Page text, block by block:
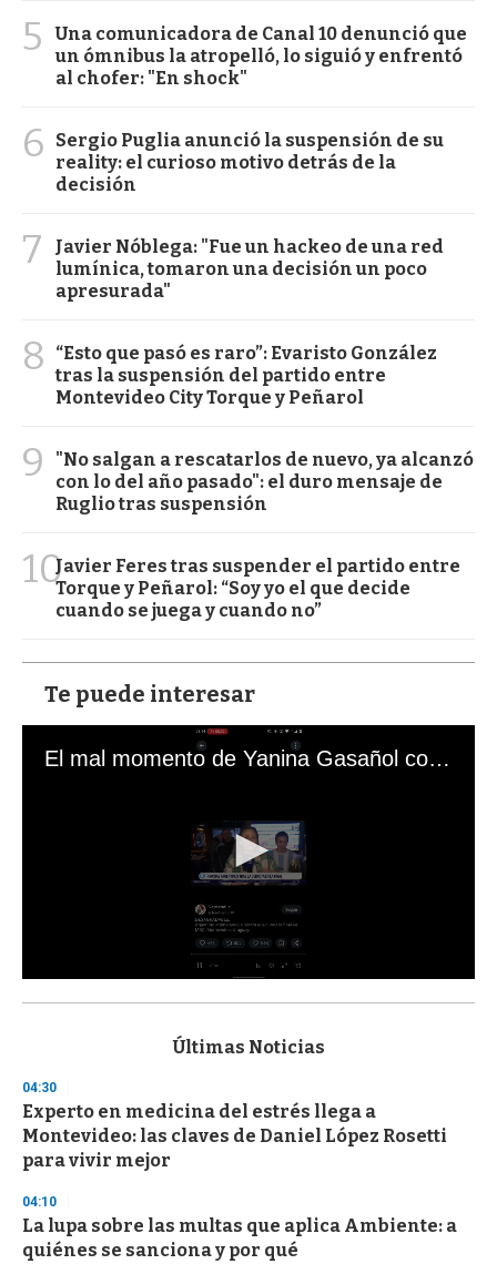
5
Una comunicadora de Canal 10 denunció que
un ómnibus la atropelló, lo siguió y enfrentó
al chofer: "En shock"
6
Sergio Puglia anunció la suspensión de su
reality: el curioso motivo detrás de la
decisión
7
Javier Nóblega: "Fue un hackeo de una red
lumínica, tomaron una decisión un poco
apresurada"
8
“Esto que pasó es raro”: Evaristo González
tras la suspensión del partido entre
Montevideo City Torque y Peñarol
9
"No salgan a rescatarlos de nuevo, ya alcanzó
con lo del año pasado": el duro mensaje de
Ruglio tras suspensión
10Javier Feres tras suspender el partido entre
Torque y Peñarol: “Soy yo el que decide
cuando se juega y cuando no”
Te puede interesar
El mal momento de Yanina Gasañol con un hincha argentino en "Subrayado"
s
d
s
o
f
3
s
e
c
o
Últimas Noticias
04:30
Experto en medicina del estrés llega a
Montevideo: las claves de Daniel López Rosetti
para vivir mejor
04:10
La lupa sobre las multas que aplica Ambiente: a
quiénes se sanciona y por qué